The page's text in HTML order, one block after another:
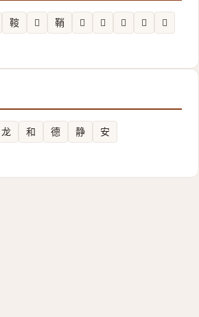
䩳 𩍵 鞘 𩌲 𩋤 𩋄 𩎌 𳊨
龙 和 德 静 安